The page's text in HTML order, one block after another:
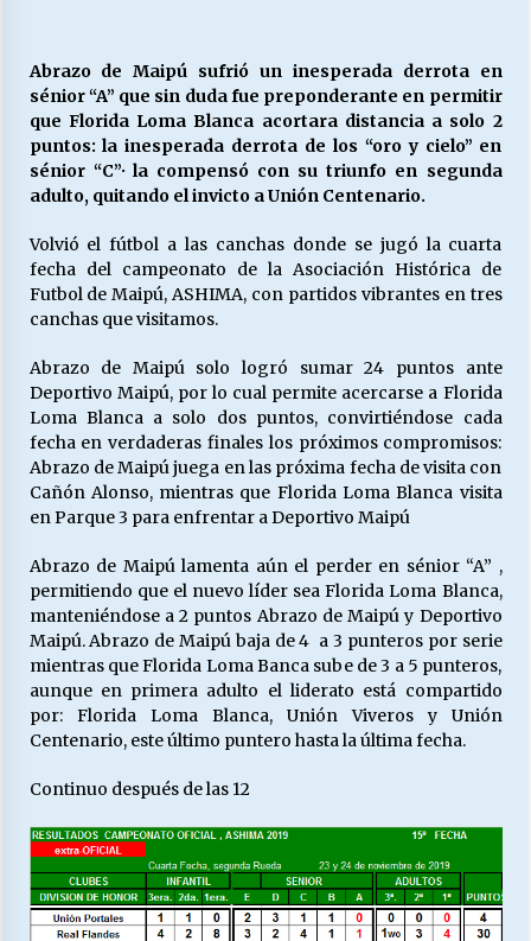
25/06/2026
¿Qué habrían dicho?
23/06/2026
VOLVER A SER ALTERNATIVA
16/06/2026
MUNICIPALIDADES, HONORARIOS, DESPIDOS
28/05/2026
Releyendo la Rerum Novarum a 135 años. “La
cuestión social hoy”.
S.O.S. a los ricos, Save Our Souls (Salvar
Nuestras Almas)
30/04/2026
¿Asesores con doble sueldo?
18/04/2026
06/04/2026
Abrazo de Maipú sufrió un inesperada derrota en
sénior “A” que sin duda fue preponderante en permitir
que Florida Loma Blanca acortara distancia a solo 2
puntos: la inesperada derrota de los “oro y cielo” en
sénior “C”· la compensó con su triunfo en segunda
adulto, quitando el invicto a Unión Centenario.
Volvió el fútbol a las canchas donde se jugó la cuarta
fecha del campeonato de la Asociación Histórica de
Futbol de Maipú, ASHIMA, con partidos vibrantes en tres
canchas que visitamos.
Abrazo de Maipú solo logró sumar 24 puntos ante
Deportivo Maipú, por lo cual permite acercarse a Florida
Loma Blanca a solo dos puntos, convirtiéndose cada
fecha en verdaderas finales los próximos compromisos:
Abrazo de Maipú juega en las próxima fecha de visita con
Cañón Alonso, mientras que Florida Loma Blanca visita
en Parque 3 para enfrentar a Deportivo Maipú
Abrazo de Maipú lamenta aún el perder en sénior “A” ,
permitiendo que el nuevo líder sea Florida Loma Blanca,
manteniéndose a 2 puntos Abrazo de Maipú y Deportivo
Maipú. Abrazo de Maipú baja de 4 a 3 punteros por serie
mientras que Florida Loma Banca sube de 3 a 5 punteros,
aunque en primera adulto el liderato está compartido
por: Florida Loma Blanca, Unión Viveros y Unión
Centenario, este último puntero hasta la última fecha.
Continuo después de las 12